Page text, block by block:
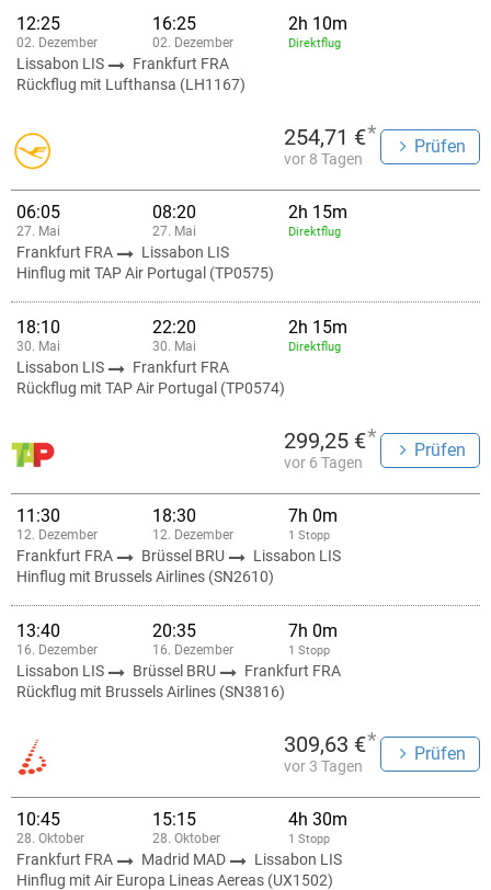
12:25
02. Dezember
16:25
02. Dezember
2h 10m
Direktflug
Lissabon LIS
Frankfurt FRA
Rückflug mit Lufthansa (LH1167)
254,71 €*
vor 8 Tagen
Prüfen
06:05
27. Mai
08:20
27. Mai
2h 15m
Direktflug
Frankfurt FRA
Lissabon LIS
Hinflug mit TAP Air Portugal (TP0575)
18:10
30. Mai
22:20
30. Mai
2h 15m
Direktflug
Lissabon LIS
Frankfurt FRA
Rückflug mit TAP Air Portugal (TP0574)
299,25 €*
vor 6 Tagen
Prüfen
11:30
12. Dezember
18:30
12. Dezember
7h 0m
1 Stopp
Frankfurt FRA Brüssel BRU
Lissabon LIS
Hinflug mit Brussels Airlines (SN2610)
13:40
16. Dezember
20:35
16. Dezember
7h 0m
1 Stopp
Lissabon LIS Brüssel BRU
Frankfurt FRA
Rückflug mit Brussels Airlines (SN3816)
309,63 €*
vor 3 Tagen
Prüfen
10:45
28. Oktober
15:15
28. Oktober
4h 30m
1 Stopp
Frankfurt FRA Madrid MAD
Lissabon LIS
Hinflug mit Air Europa Lineas Aereas (UX1502)